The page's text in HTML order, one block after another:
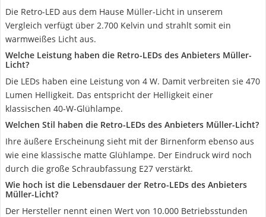
Die Retro-LED aus dem Hause Müller-Licht in unserem
Vergleich verfügt über 2.700 Kelvin und strahlt somit ein
warmweißes Licht aus.
Welche Leistung haben die Retro-LEDs des Anbieters Müller-
Licht?
Die LEDs haben eine Leistung von 4 W. Damit verbreiten sie 470
Lumen Helligkeit. Das entspricht der Helligkeit einer
klassischen 40-W-Glühlampe.
Welchen Stil haben die Retro-LEDs des Anbieters Müller-Licht?
Ihre äußere Erscheinung sieht mit der Birnenform ebenso aus
wie eine klassische matte Glühlampe. Der Eindruck wird noch
durch die große Schraubfassung E27 verstärkt.
Wie hoch ist die Lebensdauer der Retro-LEDs des Anbieters
Müller-Licht?
Der Hersteller nennt einen Wert von 10.000 Betriebsstunden